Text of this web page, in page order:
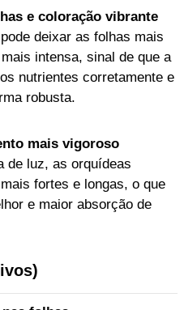
e coloração vibrante
deixar as folhas mais
intensa, sinal de que a
nutrientes corretamente e
robusta.
mais vigoroso
de luz, as orquídeas
fortes e longas, o que
e maior absorção de